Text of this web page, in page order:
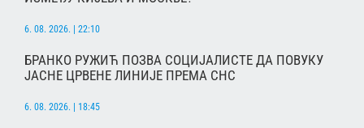
6. 08. 2026. | 22:10
БРАНКО РУЖИЋ ПОЗВА СОЦИЈАЛИСТЕ ДА ПОВУКУ
ЈАСНЕ ЦРВЕНЕ ЛИНИЈЕ ПРЕМА СНС
6. 08. 2026. | 18:45